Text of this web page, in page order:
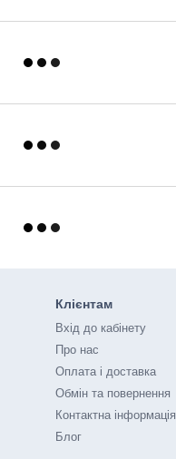
Клієнтам
Вхід до кабінету
Про нас
Оплата і доставка
Обмін та повернення
Контактна інформація
Блог